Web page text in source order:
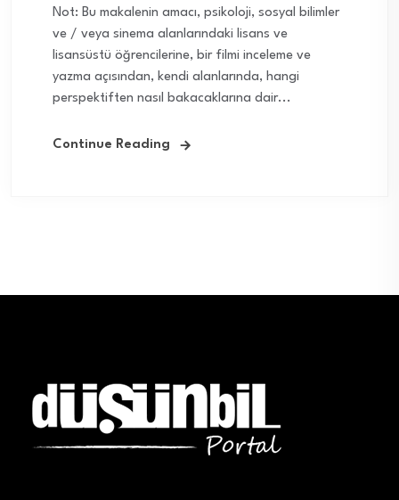
Not: Bu makalenin amacı, psikoloji, sosyal bilimler
ve / veya sinema alanlarındaki lisans ve
lisansüstü öğrencilerine, bir filmi inceleme ve
yazma açısından, kendi alanlarında, hangi
perspektiften nasıl bakacaklarına dair...
Continue Reading